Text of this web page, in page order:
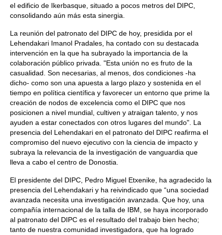
el edificio de Ikerbasque, situado a pocos metros del DIPC,
consolidando aún más esta sinergia.
La reunión del patronato del DIPC de hoy, presidida por el
Lehendakari Imanol Pradales, ha contado con su destacada
intervención en la que ha subrayado la importancia de la
colaboración público privada. "Esta unión no es fruto de la
casualidad. Son necesarias, al menos, dos condiciones -ha
dicho- como son una apuesta a largo plazo y sostenida en el
tiempo en política científica y favorecer un entorno que prime la
creación de nodos de excelencia como el DIPC que nos
posicionen a nivel mundial, cultiven y atraigan talento, y nos
ayuden a estar conectados con otros lugares del mundo". La
presencia del Lehendakari en el patronato del DIPC reafirma el
compromiso del nuevo ejecutivo con la ciencia de impacto y
subraya la relevancia de la investigación de vanguardia que
lleva a cabo el centro de Donostia.
El presidente del DIPC, Pedro Miguel Etxenike, ha agradecido la
presencia del Lehendakari y ha reivindicado que “una sociedad
avanzada necesita una investigación avanzada. Que hoy, una
compañía internacional de la talla de IBM, se haya incorporado
al patronato del DIPC es el resultado del trabajo bien hecho;
tanto de nuestra comunidad investigadora, que ha logrado